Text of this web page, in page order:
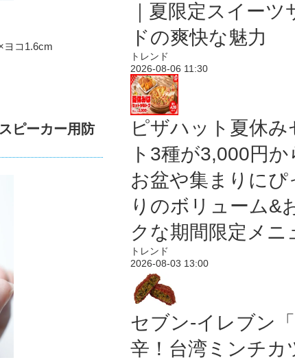
ヨコ1.6cm
ピーカー用防
｜夏限定スイーツ
ドの爽快な魅力
トレンド
2026-08-06 11:30
ピザハット夏休み
ト3種が3,000円か
お盆や集まりにぴ
りのボリューム&
クな期間限定メニ
トレンド
2026-08-03 13:00
セブン-イレブン
辛！台湾ミンチカ